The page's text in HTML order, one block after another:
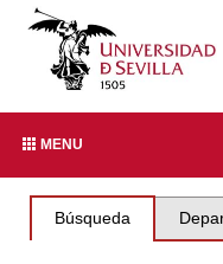
MENU
Búsqueda